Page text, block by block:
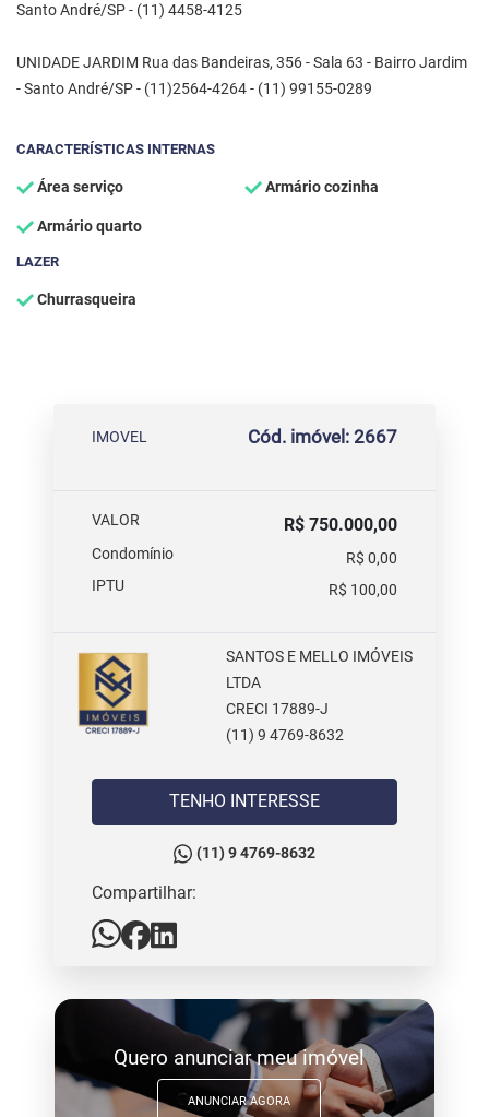
Santo André/SP - (11) 4458-4125
UNIDADE JARDIM Rua das Bandeiras, 356 - Sala 63 - Bairro Jardim
- Santo André/SP - (11)2564-4264 - (11) 99155-0289
CARACTERÍSTICAS INTERNAS
Área serviço Armário cozinha
Armário quarto
LAZER
Churrasqueira
IMOVEL Cód. imóvel: 2667
VALOR R$ 750.000,00
Condomínio
R$ 0,00
IPTU
R$ 100,00
SANTOS E MELLO IMÓVEIS
LTDA
CRECI 17889-J
(11) 9 4769-8632
TENHO INTERESSE
(11) 9 4769-8632
Compartilhar:
Quero anunciar meu imóvel
ANUNCIAR AGORA